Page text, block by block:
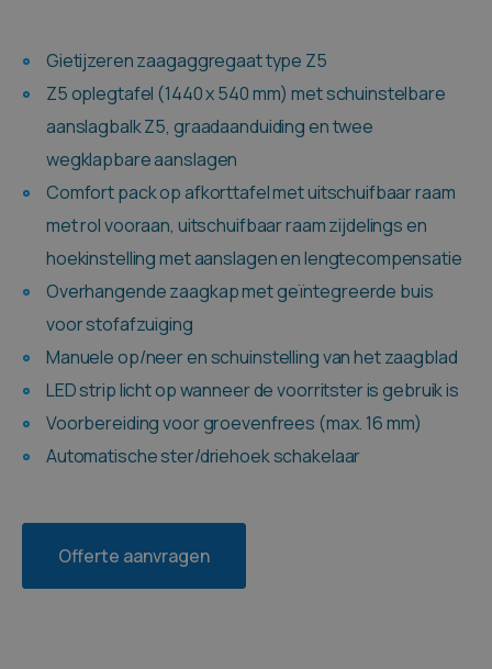
Gietijzeren zaagaggregaat type Z5
Z5 oplegtafel (1440 x 540 mm) met schuinstelbare
aanslagbalk Z5, graadaanduiding en twee
wegklapbare aanslagen
Comfort pack op afkorttafel met uitschuifbaar raam
met rol vooraan, uitschuifbaar raam zijdelings en
hoekinstelling met aanslagen en lengtecompensatie
Overhangende zaagkap met geïntegreerde buis
voor stofafzuiging
Manuele op/neer en schuinstelling van het zaagblad
LED strip licht op wanneer de voorritster is gebruik is
Voorbereiding voor groevenfrees (max. 16 mm)
Automatische ster/driehoek schakelaar
Offerte aanvragen